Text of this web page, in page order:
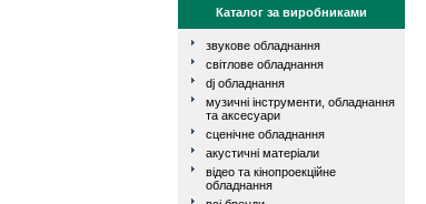
Каталог за виробниками
звукове обладнання
світлове обладнання
dj обладнання
музичні інструменти, обладнання
та аксесуари
сценічне обладнання
акустичні матеріали
відео та кінопроекційне
обладнання